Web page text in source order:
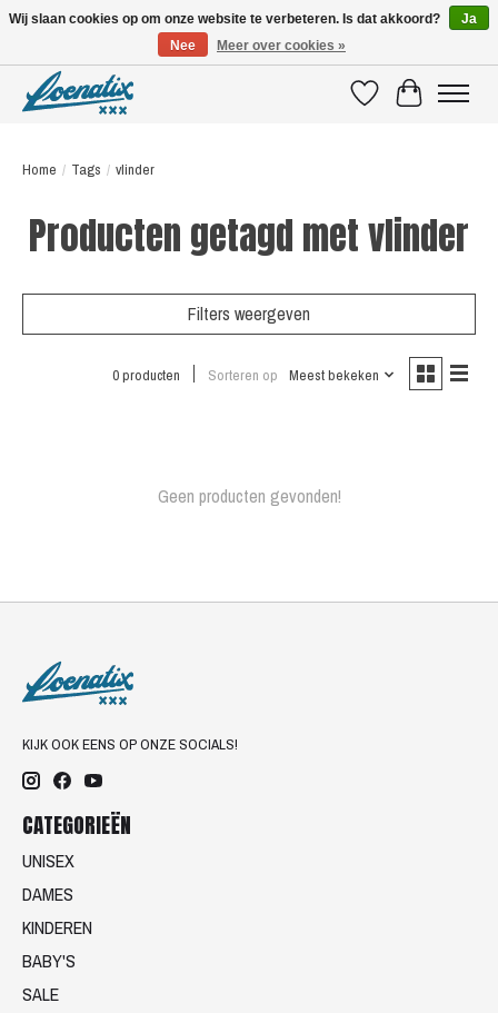
VerlanglijstWinkelwagen
Home / Tags / vlinder
Producten getagd met vlinder
Filters weergeven
0 producten Sorteren op Meest bekeken
Geen producten gevonden!
KIJK OOK EENS OP ONZE SOCIALS!
CATEGORIEËN
UNISEX
DAMES
KINDEREN
BABY'S
SALE
Wij slaan cookies op om onze website te verbeteren. Is dat akkoord?
Ja
Nee
Meer over cookies »